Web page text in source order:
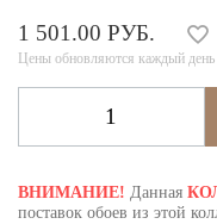
1 501.00 РУБ.
Цены обновляются каждый день
ВНИМАНИЕ! Данная
поставок обоев из этой